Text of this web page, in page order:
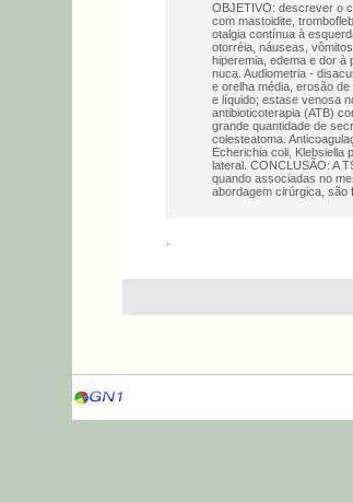
OBJETIVO: descrever o
com mastoidite,
otalgia contínua à
otorréia, náuseas,
hiperemia, edema e dor à
nuca. Audiometria -
e orelha média, erosão
e líquido; estase venosa
antibioticoterapia (ATB)
grande quantidade de
colesteatoma.
Echerichia coli, Klebsiella
lateral. CONCLUSÃO: A
quando associadas no
abordagem cirúrgica, são